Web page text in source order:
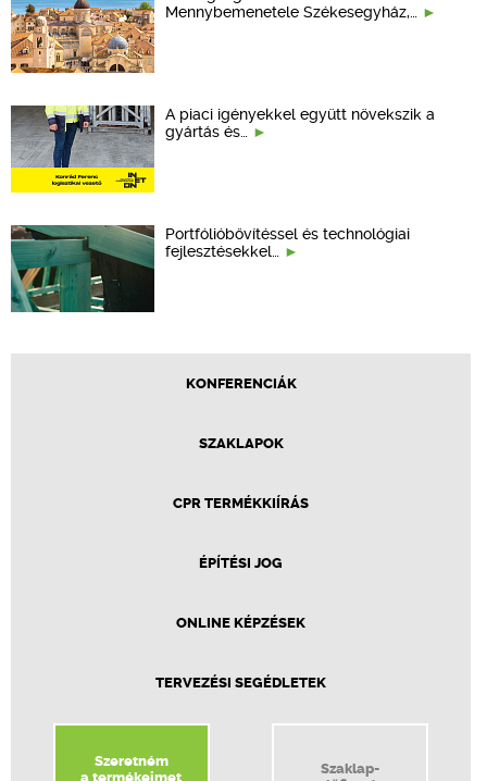
Mennybemenetele Székesegyház,…
A piaci igényekkel együtt növekszik a
gyártás és…
Portfólióbővítéssel és technológiai
fejlesztésekkel…
KONFERENCIÁK
SZAKLAPOK
CPR TERMÉKKIÍRÁS
ÉPÍTÉSI JOG
ONLINE KÉPZÉSEK
TERVEZÉSI SEGÉDLETEK
Szeretném
a termékeimet
Szaklap-